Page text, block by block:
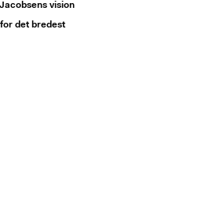
vision
det bredest